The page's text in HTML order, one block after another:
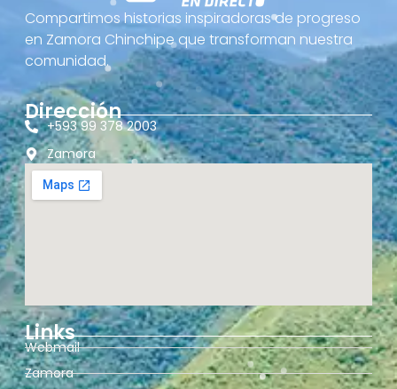
Compartimos historias inspiradoras de progreso
en Zamora Chinchipe que transforman nuestra
comunidad.
Dirección
+593 99 378 2003
Zamora
Links
Webmail
Zamora